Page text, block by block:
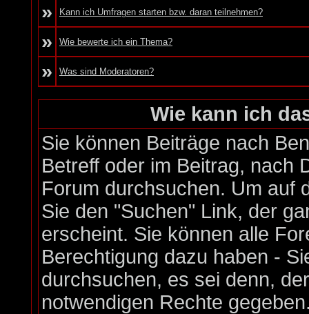
» Kann ich Umfragen starten bzw. daran teilnehmen?
» Wie bewerte ich ein Thema?
» Was sind Moderatoren?
Wie kann ich
Sie können Beiträge nach
Betreff oder im Beitrag, nach
Forum durchsuchen. Um auf
Sie den "Suchen" Link, der
erscheint. Sie können alle
Berechtigung dazu haben -
durchsuchen, es sei denn,
notwendigen Rechte